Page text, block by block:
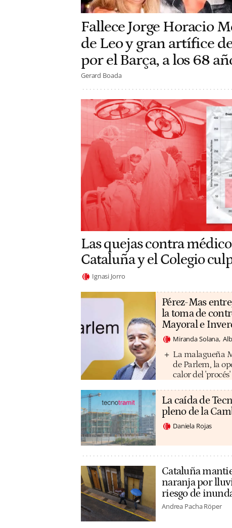
Fallece Jorge Horacio
de Leo y gran artífice
por el Barça, a los 68
Gerard Boada
Las quejas contra
Cataluña y el Colegio
Ignasi Jorro
Pérez-Mas
la toma de
Mayoral e
Miranda Solana
La malagueña
de Parlem, la
calor del 'procés'
La caída de
pleno de la
Daniela Rojas
Cataluña
naranja por
riesgo de
Andrea Pacha Röper